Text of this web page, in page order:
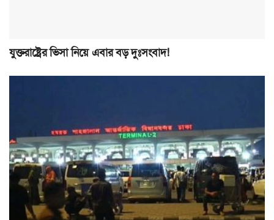
যুক্তরাষ্ট্রের ভিসা নিয়ে এবার বড় দুঃসংবাদ!